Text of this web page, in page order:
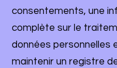
consentements, une
complète sur le
données personnelles
maintenir un registre